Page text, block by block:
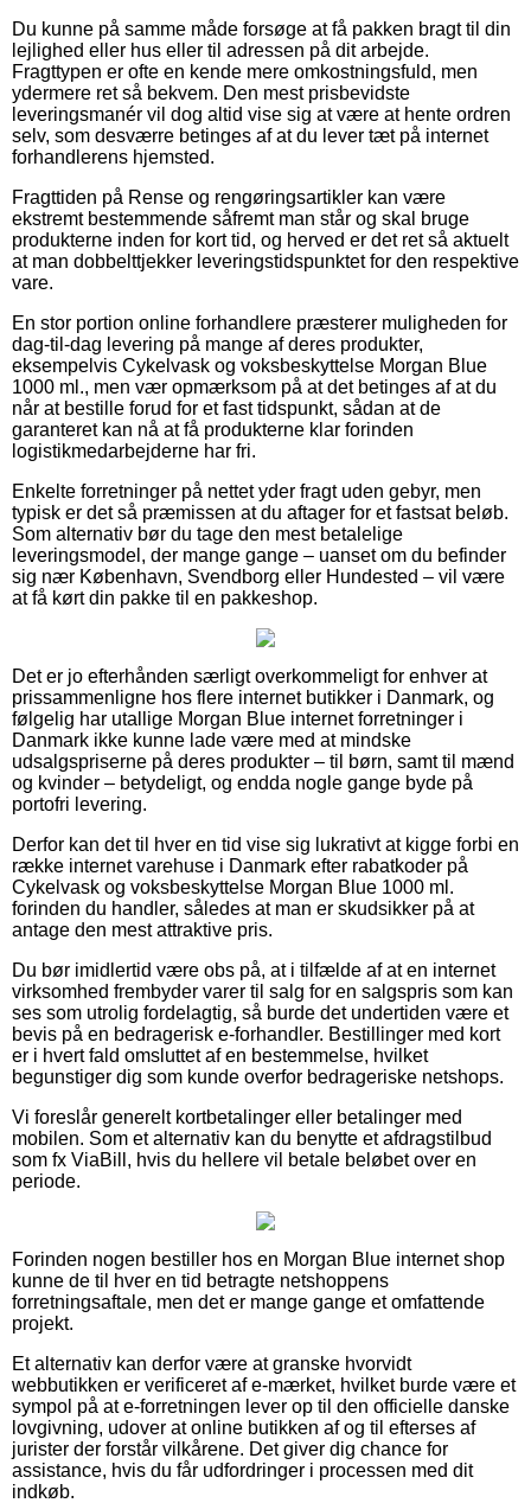
Du kunne på samme måde forsøge at få pakken bragt til din
lejlighed eller hus eller til adressen på dit arbejde.
Fragttypen er ofte en kende mere omkostningsfuld, men
ydermere ret så bekvem. Den mest prisbevidste
leveringsmanér vil dog altid vise sig at være at hente ordren
selv, som desværre betinges af at du lever tæt på internet
forhandlerens hjemsted.
Fragttiden på Rense og rengøringsartikler kan være
ekstremt bestemmende såfremt man står og skal bruge
produkterne inden for kort tid, og herved er det ret så aktuelt
at man dobbelttjekker leveringstidspunktet for den respektive
vare.
En stor portion online forhandlere præsterer muligheden for
dag-til-dag levering på mange af deres produkter,
eksempelvis Cykelvask og voksbeskyttelse Morgan Blue
1000 ml., men vær opmærksom på at det betinges af at du
når at bestille forud for et fast tidspunkt, sådan at de
garanteret kan nå at få produkterne klar forinden
logistikmedarbejderne har fri.
Enkelte forretninger på nettet yder fragt uden gebyr, men
typisk er det så præmissen at du aftager for et fastsat beløb.
Som alternativ bør du tage den mest betalelige
leveringsmodel, der mange gange – uanset om du befinder
sig nær København, Svendborg eller Hundested – vil være
at få kørt din pakke til en pakkeshop.
Det er jo efterhånden særligt overkommeligt for enhver at
prissammenligne hos flere internet butikker i Danmark, og
følgelig har utallige Morgan Blue internet forretninger i
Danmark ikke kunne lade være med at mindske
udsalgspriserne på deres produkter – til børn, samt til mænd
og kvinder – betydeligt, og endda nogle gange byde på
portofri levering.
Derfor kan det til hver en tid vise sig lukrativt at kigge forbi en
række internet varehuse i Danmark efter rabatkoder på
Cykelvask og voksbeskyttelse Morgan Blue 1000 ml.
forinden du handler, således at man er skudsikker på at
antage den mest attraktive pris.
Du bør imidlertid være obs på, at i tilfælde af at en internet
virksomhed frembyder varer til salg for en salgspris som kan
ses som utrolig fordelagtig, så burde det undertiden være et
bevis på en bedragerisk e-forhandler. Bestillinger med kort
er i hvert fald omsluttet af en bestemmelse, hvilket
begunstiger dig som kunde overfor bedrageriske netshops.
Vi foreslår generelt kortbetalinger eller betalinger med
mobilen. Som et alternativ kan du benytte et afdragstilbud
som fx ViaBill, hvis du hellere vil betale beløbet over en
periode.
Forinden nogen bestiller hos en Morgan Blue internet shop
kunne de til hver en tid betragte netshoppens
forretningsaftale, men det er mange gange et omfattende
projekt.
Et alternativ kan derfor være at granske hvorvidt
webbutikken er verificeret af e-mærket, hvilket burde være et
sympol på at e-forretningen lever op til den officielle danske
lovgivning, udover at online butikken af og til efterses af
jurister der forstår vilkårene. Det giver dig chance for
assistance, hvis du får udfordringer i processen med dit
indkøb.